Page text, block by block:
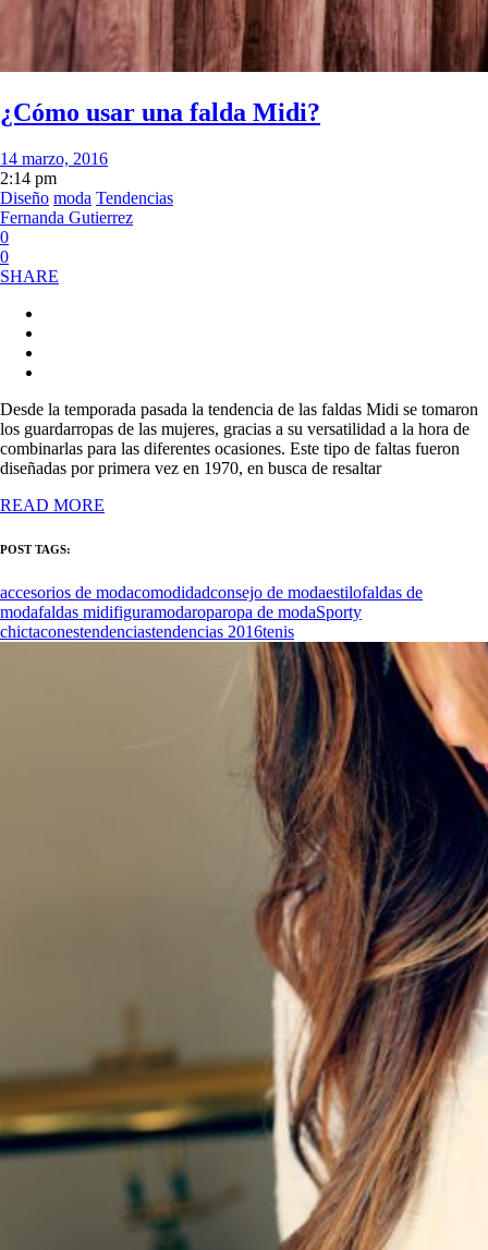
¿Cómo usar una falda Midi?
14 marzo, 2016
2:14 pm
Diseño moda Tendencias
Fernanda Gutierrez
0
0
SHARE
Desde la temporada pasada la tendencia de las faldas Midi se tomaron
los guardarropas de las mujeres, gracias a su versatilidad a la hora de
combinarlas para las diferentes ocasiones. Este tipo de faltas fueron
diseñadas por primera vez en 1970, en busca de resaltar
READ MORE
POST TAGS:
accesorios de modacomodidadconsejo de modaestilofaldas de
modafaldas midifiguramodaroparopa de modaSporty
chictaconestendenciastendencias 2016tenis